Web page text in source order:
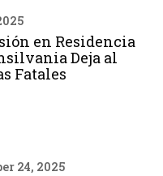
en Residencia
Deja al
Fatales
24, 2025